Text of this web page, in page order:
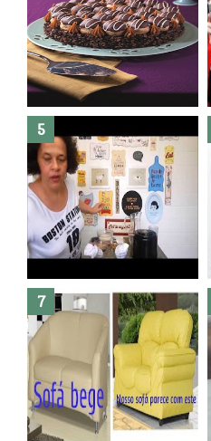
Banheiro novo por menos de
R$300,00 ?? E sem quebra
quebra ??( Editado)
Dez bolos pra fazer antes de
morrer !